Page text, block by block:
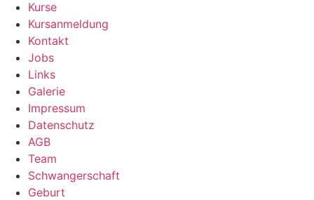
Kurse
Kursanmeldung
Kontakt
Jobs
Links
Galerie
Impressum
Datenschutz
AGB
Team
Schwangerschaft
Geburt